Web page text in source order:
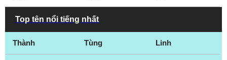
Top tên nổi tiếng nhất
Thành Tùng Linh